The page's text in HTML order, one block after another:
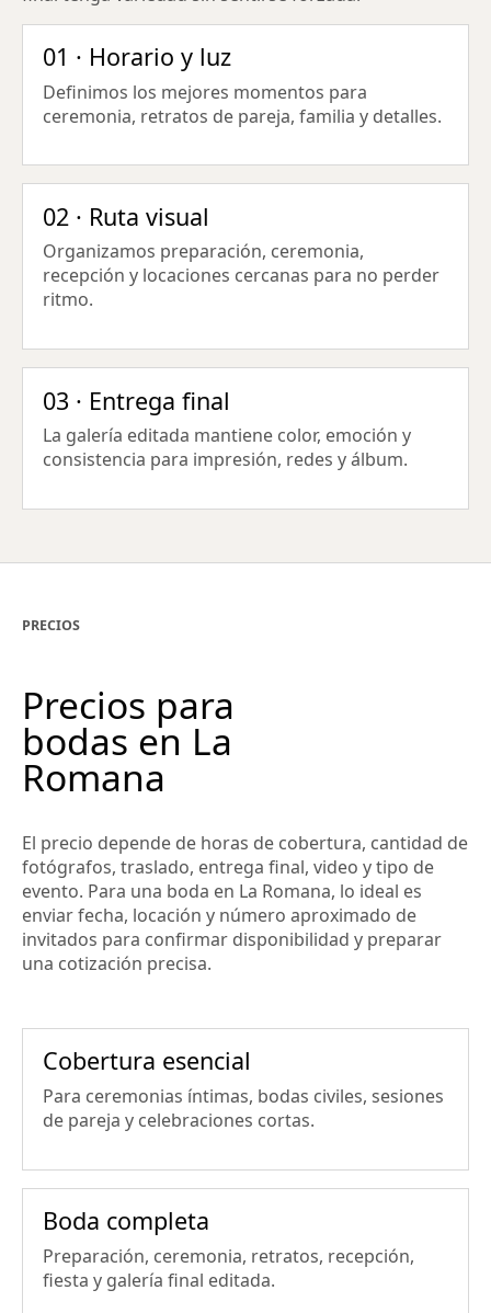
01 · Horario y luz
Definimos los mejores momentos para
ceremonia, retratos de pareja, familia y detalles.
02 · Ruta visual
Organizamos preparación, ceremonia,
recepción y locaciones cercanas para no perder
ritmo.
03 · Entrega final
La galería editada mantiene color, emoción y
consistencia para impresión, redes y álbum.
PRECIOS
Precios para
bodas en La
Romana
El precio depende de horas de cobertura, cantidad de
fotógrafos, traslado, entrega final, video y tipo de
evento. Para una boda en La Romana, lo ideal es
enviar fecha, locación y número aproximado de
invitados para confirmar disponibilidad y preparar
una cotización precisa.
Cobertura esencial
Para ceremonias íntimas, bodas civiles, sesiones
de pareja y celebraciones cortas.
Boda completa
Preparación, ceremonia, retratos, recepción,
fiesta y galería final editada.